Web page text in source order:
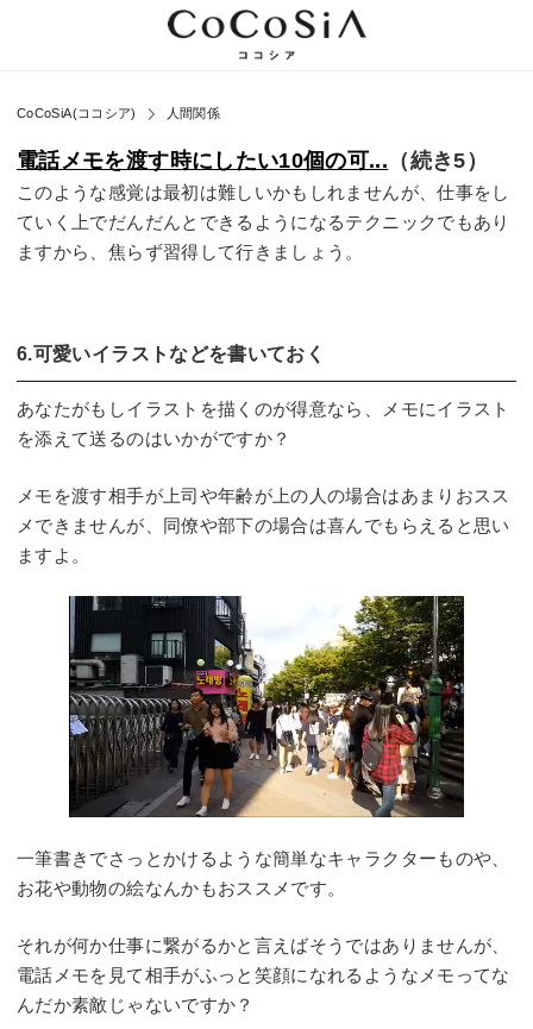
CoCoSiA(ココシア) 人間関係
電話メモを渡す時にしたい10個の可... （続き5）
このような感覚は最初は難しいかもしれませんが、仕事をし
ていく上でだんだんとできるようになるテクニックでもあり
ますから、焦らず習得して行きましょう。
6.可愛いイラストなどを書いておく
あなたがもしイラストを描くのが得意なら、メモにイラスト
を添えて送るのはいかがですか？
メモを渡す相手が上司や年齢が上の人の場合はあまりおスス
メできませんが、同僚や部下の場合は喜んでもらえると思い
ますよ。
一筆書きでさっとかけるような簡単なキャラクターものや、
お花や動物の絵なんかもおススメです。
それが何か仕事に繋がるかと言えばそうではありませんが、
電話メモを見て相手がふっと笑顔になれるようなメモってな
んだか素敵じゃないですか？